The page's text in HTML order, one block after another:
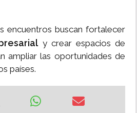
encuentros buscan fortalecer
y crear espacios de
ampliar las oportunidades de
países.